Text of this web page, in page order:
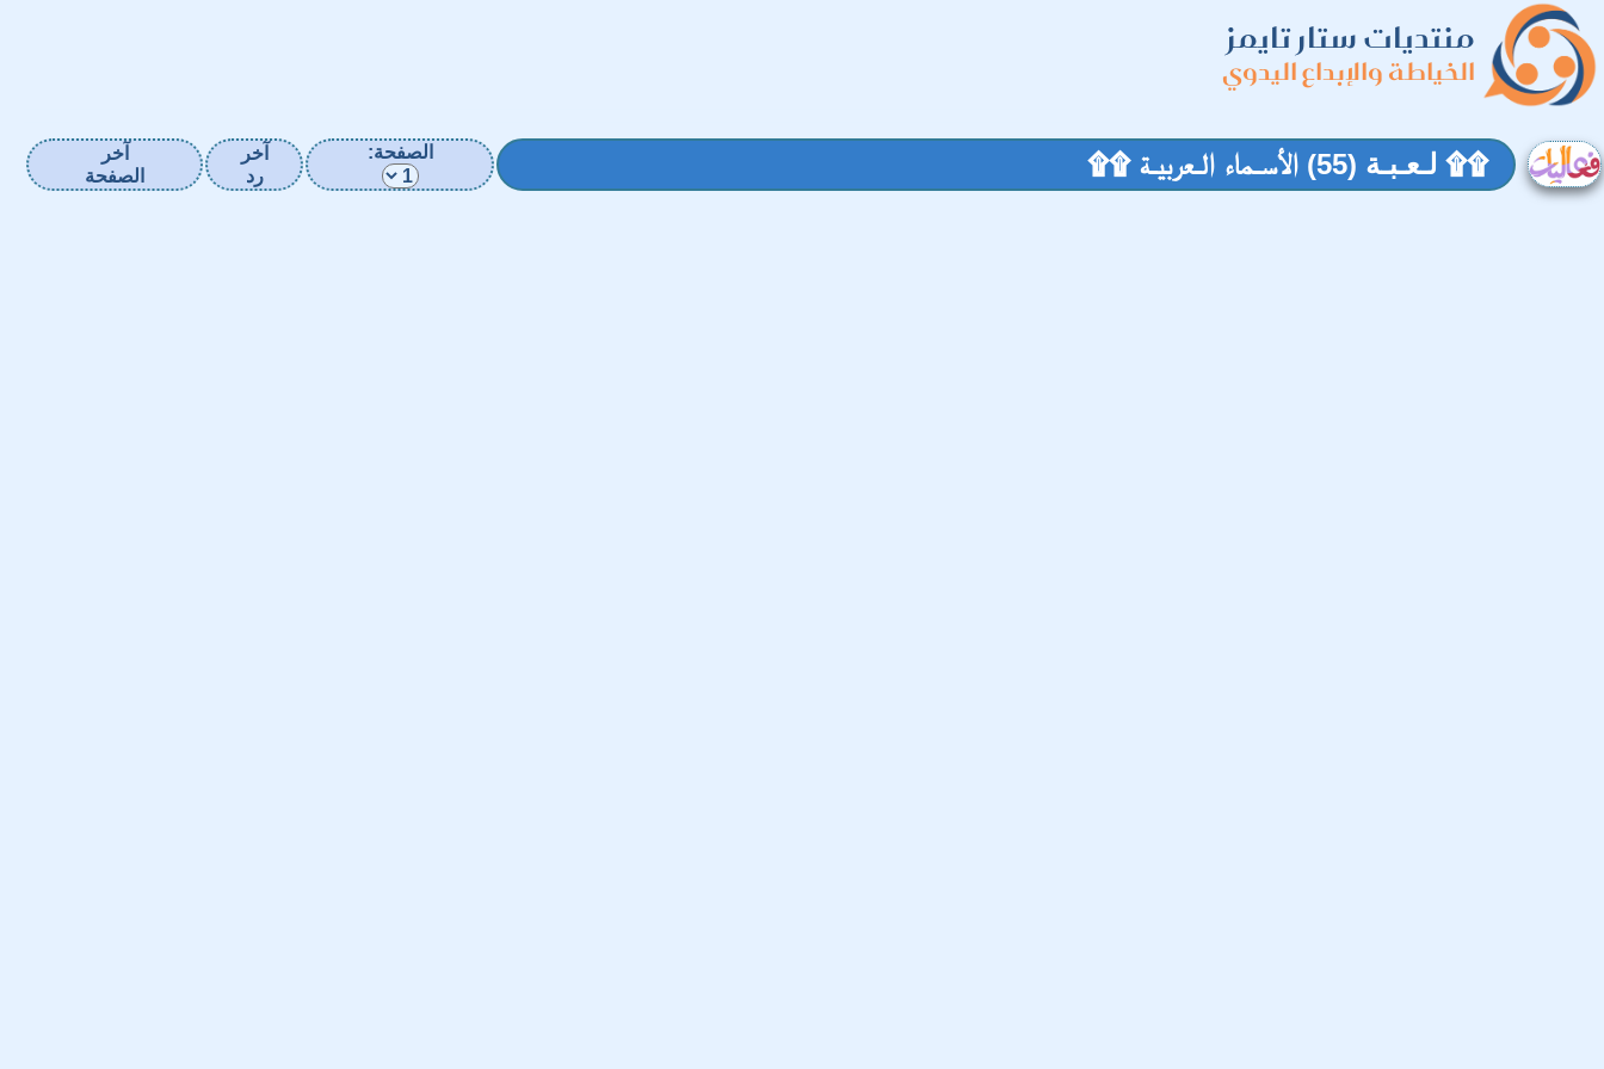
منتديات ستار تايمز
الخياطة والإبداع اليدوي
۩۩ لـعـبـة (55) الأسـماء الـعربيـة ۩۩ الصفحة:
آخر
رد
آخر
الصفحة